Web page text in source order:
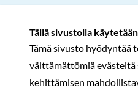
Tällä sivustolla
Tämä sivusto hyödyntää
välttämättömiä evästeitä
kehittämisen